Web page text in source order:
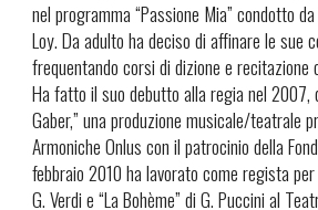
nel programma “Passione Mia” condotto
Loy. Da adulto ha deciso di affinare le sue
frequentando corsi di dizione e recitazione
Ha fatto il suo debutto alla regia nel 2007,
Gaber,” una produzione musicale/teatrale
Armoniche Onlus con il patrocinio della
febbraio 2010 ha lavorato come regista per
G. Verdi e “La Bohème” di G. Puccini al